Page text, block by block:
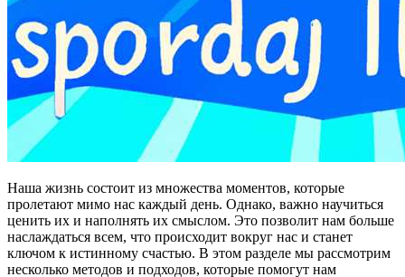
Наша жизнь состоит из множества моментов, которые
пролетают мимо нас каждый день. Однако, важно научиться
ценить их и наполнять их смыслом. Это позволит нам больше
наслаждаться всем, что происходит вокруг нас и станет
ключом к истинному счастью. В этом разделе мы рассмотрим
несколько методов и подходов, которые помогут нам